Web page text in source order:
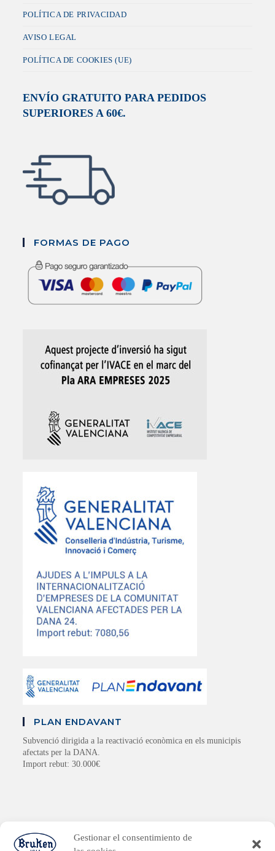
Gestionar el consentimiento de
POLÍTICA DE PRIVACIDAD
AVISO LEGAL
POLÍTICA DE COOKIES (UE)
ENVÍO GRATUITO PARA PEDIDOS
SUPERIORES A 60€.
FORMAS DE PAGO
PLAN ENDAVANT
Subvenció dirigida a la reactivació econòmica en els municipis
afectats per la DANA.
Import rebut: 30.000€